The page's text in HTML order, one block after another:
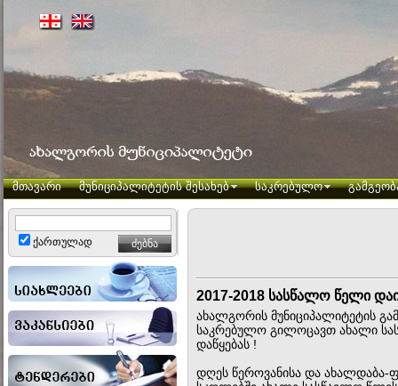
მთავარი მუნიციპალიტეტის შესახებ საკრებულო
ქართულად
2017-2018 სასწალო წელი
ახალგორის მუნიციპალიტეტის
საკრებულო გილოცავთ ახალი
დაწყებას !
დღეს წეროვანისა და ახალდაბა-